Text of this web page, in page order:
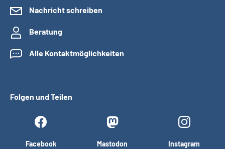
Nachricht schreiben
Beratung
Alle Kontaktmöglichkeiten
Folgen und Teilen
Facebook Mastodon Instagram